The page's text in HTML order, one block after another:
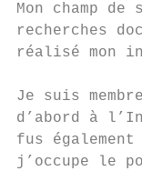
Mon champ
recherches
réalisé mon
Je suis
d’abord à
fus
j’occupe le